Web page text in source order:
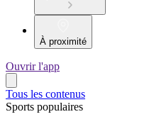
À proximité
Ouvrir l'app
Tous les contenus
Sports populaires